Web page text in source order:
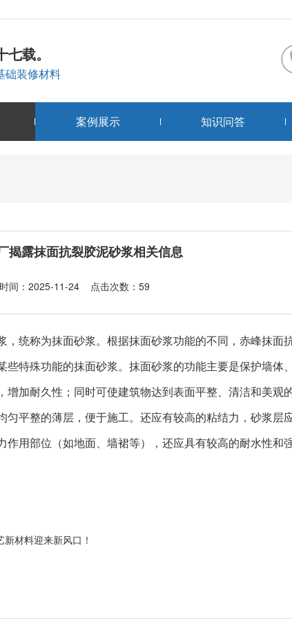
载。
础装修材料
案例展示 知识问答
揭露抹面抗裂胶泥砂浆相关信息
间：2025-11-24 点击次数：59
，统称为抹面砂浆。根据抹面砂浆功能的不同，赤峰抹面
些特殊功能的抹面砂浆 。抹面砂浆的功能主要是保护墙体
加耐久性；同时可使建筑物达到表面平整、清洁和美观
匀平整的薄层，便于施工。还应有较高的粘结力，砂浆层
用部位（如地面、墙裙等），还应具有较高的耐水性和强
材料迎来新风口！